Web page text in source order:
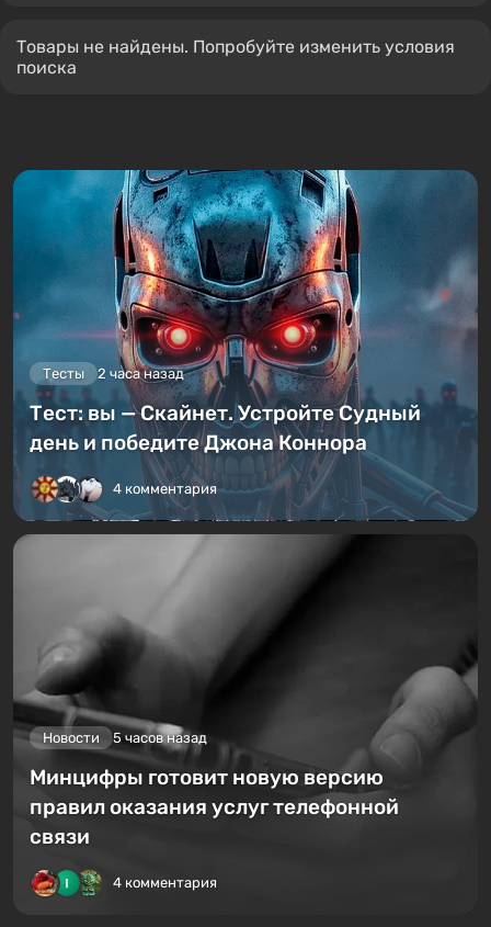
Товары не найдены. Попробуйте изменить условия
поиска
Тесты 2 часа назад
Тест: вы — Скайнет. Устройте Судный
день и победите Джона Коннора
4 комментария
Новости 5 часов назад
Минцифры готовит новую версию
правил оказания услуг телефонной
связи
4 комментария